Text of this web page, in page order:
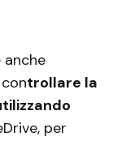
anche
trollare la
per